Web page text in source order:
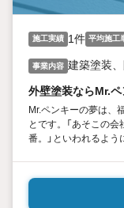
施工実績 1件 平均施工
事業内容 建築塗装
外壁塗装ならMr.ペ
Mr.ペンキーの夢は、
とです。「あそこの会
番。」といわれるよ